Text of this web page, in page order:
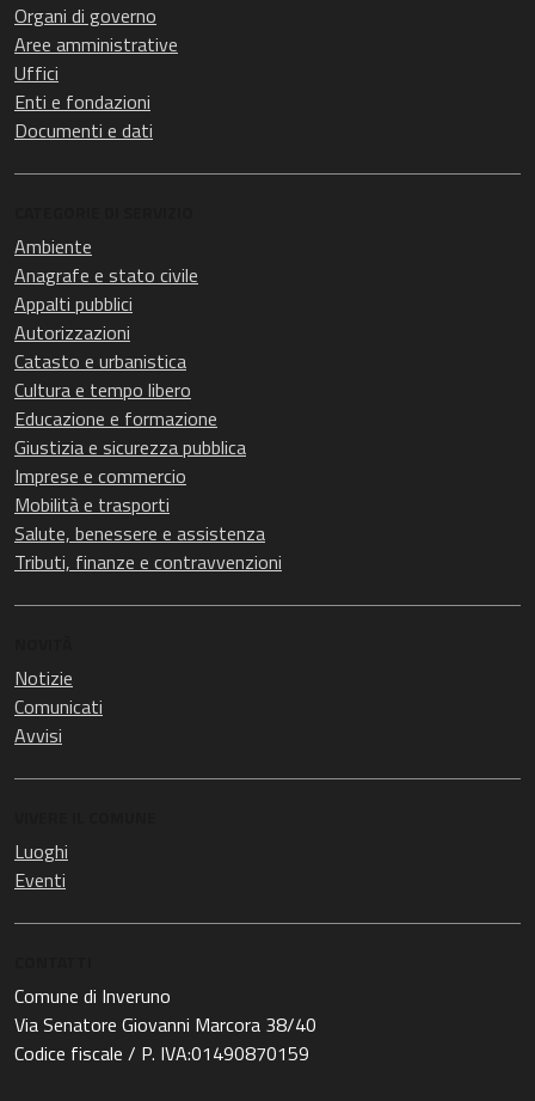
Organi di governo
Aree amministrative
Uffici
Enti e fondazioni
Documenti e dati
Ambiente
Anagrafe e stato civile
Appalti pubblici
Autorizzazioni
Catasto e urbanistica
Cultura e tempo libero
Educazione e formazione
Giustizia e sicurezza pubblica
Imprese e commercio
Mobilità e trasporti
Salute, benessere e assistenza
Tributi, finanze e contravvenzioni
Notizie
Comunicati
Avvisi
Luoghi
Eventi
Comune di Inveruno
Via Senatore Giovanni Marcora 38/40
Codice fiscale / P. IVA:01490870159